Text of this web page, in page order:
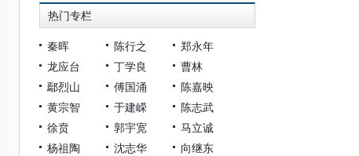
热门专栏
秦晖 陈行之
郑永年
龙应台
丁学良
曹林
鄢烈山
傅国涌
陈嘉映
黄宗智
于建嵘
陈志武
徐贲
郭宇宽
马立诚
杨祖陶
沈志华
向继东